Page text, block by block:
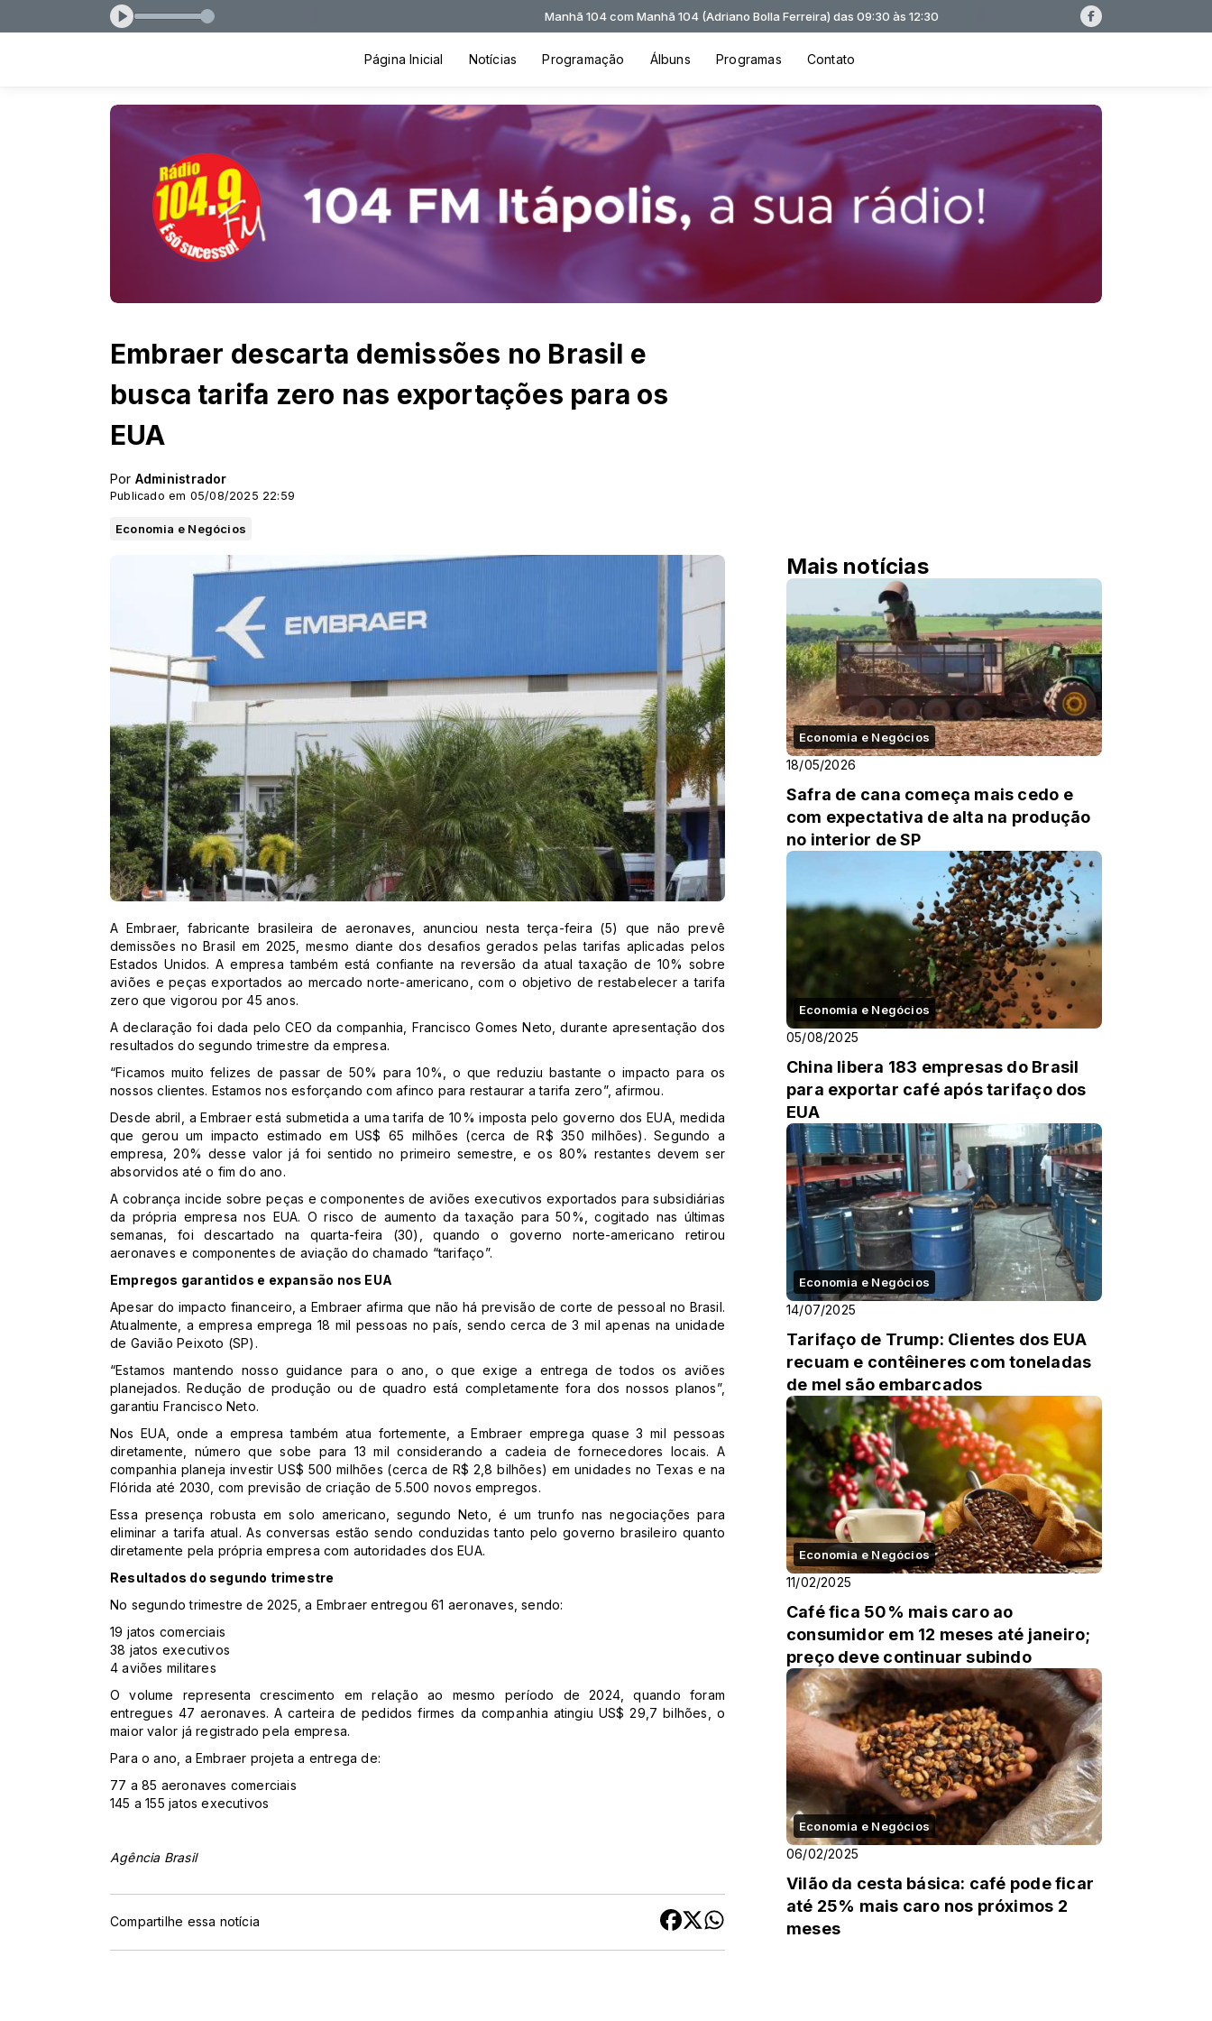
Manhã 104 com Manhã 104 (Adriano Bolla Ferreira) das 09:30 às 12:30
Página Inicial Notícias Programação Álbuns Programas Contato
Embraer descarta demissões no Brasil e
busca tarifa zero nas exportações para os
EUA
Por Administrador
Publicado em 05/08/2025 22:59
Economia e Negócios
A Embraer, fabricante brasileira de aeronaves, anunciou nesta terça-feira (5) que não prevê
demissões no Brasil em 2025, mesmo diante dos desafios gerados pelas tarifas aplicadas pelos
Estados Unidos. A empresa também está confiante na reversão da atual taxação de 10% sobre
aviões e peças exportados ao mercado norte-americano, com o objetivo de restabelecer a tarifa
zero que vigorou por 45 anos.
A declaração foi dada pelo CEO da companhia, Francisco Gomes Neto, durante apresentação dos
resultados do segundo trimestre da empresa.
“Ficamos muito felizes de passar de 50% para 10%, o que reduziu bastante o impacto para os
nossos clientes. Estamos nos esforçando com afinco para restaurar a tarifa zero”, afirmou.
Desde abril, a Embraer está submetida a uma tarifa de 10% imposta pelo governo dos EUA, medida
que gerou um impacto estimado em US$ 65 milhões (cerca de R$ 350 milhões). Segundo a
empresa, 20% desse valor já foi sentido no primeiro semestre, e os 80% restantes devem ser
absorvidos até o fim do ano.
A cobrança incide sobre peças e componentes de aviões executivos exportados para subsidiárias
da própria empresa nos EUA. O risco de aumento da taxação para 50%, cogitado nas últimas
semanas, foi descartado na quarta-feira (30), quando o governo norte-americano retirou
aeronaves e componentes de aviação do chamado “tarifaço”.
Empregos garantidos e expansão nos EUA
Apesar do impacto financeiro, a Embraer afirma que não há previsão de corte de pessoal no Brasil.
Atualmente, a empresa emprega 18 mil pessoas no país, sendo cerca de 3 mil apenas na unidade
de Gavião Peixoto (SP).
“Estamos mantendo nosso guidance para o ano, o que exige a entrega de todos os aviões
planejados. Redução de produção ou de quadro está completamente fora dos nossos planos”,
garantiu Francisco Neto.
Nos EUA, onde a empresa também atua fortemente, a Embraer emprega quase 3 mil pessoas
diretamente, número que sobe para 13 mil considerando a cadeia de fornecedores locais. A
companhia planeja investir US$ 500 milhões (cerca de R$ 2,8 bilhões) em unidades no Texas e na
Flórida até 2030, com previsão de criação de 5.500 novos empregos.
Essa presença robusta em solo americano, segundo Neto, é um trunfo nas negociações para
eliminar a tarifa atual. As conversas estão sendo conduzidas tanto pelo governo brasileiro quanto
diretamente pela própria empresa com autoridades dos EUA.
Resultados do segundo trimestre
No segundo trimestre de 2025, a Embraer entregou 61 aeronaves, sendo:
19 jatos comerciais
38 jatos executivos
4 aviões militares
O volume representa crescimento em relação ao mesmo período de 2024, quando foram
entregues 47 aeronaves. A carteira de pedidos firmes da companhia atingiu US$ 29,7 bilhões, o
maior valor já registrado pela empresa.
Para o ano, a Embraer projeta a entrega de:
77 a 85 aeronaves comerciais
145 a 155 jatos executivos
Agência Brasil
Compartilhe essa notícia
Mais notícias
Economia e Negócios
18/05/2026
Safra de cana começa mais cedo e
com expectativa de alta na produção
no interior de SP
Economia e Negócios
05/08/2025
China libera 183 empresas do Brasil
para exportar café após tarifaço dos
EUA
Economia e Negócios
14/07/2025
Tarifaço de Trump: Clientes dos EUA
recuam e contêineres com toneladas
de mel são embarcados
Economia e Negócios
11/02/2025
Café fica 50% mais caro ao
consumidor em 12 meses até janeiro;
preço deve continuar subindo
Economia e Negócios
06/02/2025
Vilão da cesta básica: café pode ficar
até 25% mais caro nos próximos 2
meses